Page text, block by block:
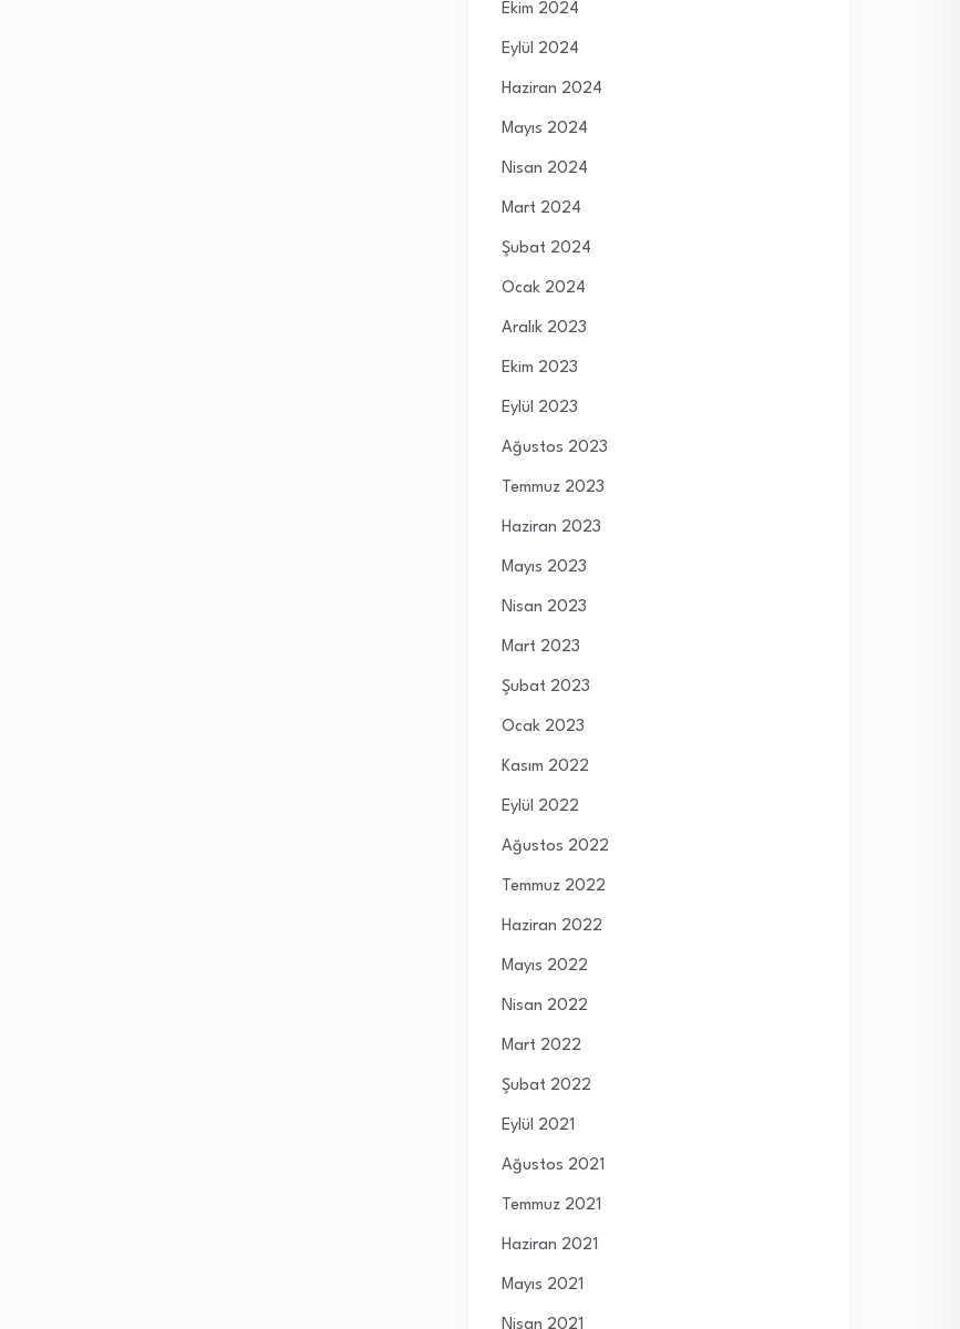
Ekim 2024
Eylül 2024
Haziran 2024
Mayıs 2024
Nisan 2024
Mart 2024
Şubat 2024
Ocak 2024
Aralık 2023
Ekim 2023
Eylül 2023
Ağustos 2023
Temmuz 2023
Haziran 2023
Mayıs 2023
Nisan 2023
Mart 2023
Şubat 2023
Ocak 2023
Kasım 2022
Eylül 2022
Ağustos 2022
Temmuz 2022
Haziran 2022
Mayıs 2022
Nisan 2022
Mart 2022
Şubat 2022
Eylül 2021
Ağustos 2021
Temmuz 2021
Haziran 2021
Mayıs 2021
Nisan 2021